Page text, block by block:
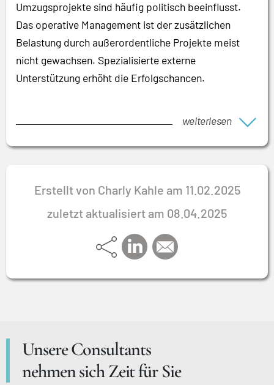
Umzugsprojekte sind häufig politisch beeinflusst.
Das operative Management ist der zusätzlichen
Belastung durch außerordentliche Projekte meist
nicht gewachsen. Spezialisierte externe
Unterstützung erhöht die Erfolgschancen.
weiterlesen
Erstellt von Charly Kahle am 11.02.2025
zuletzt aktualisiert am 08.04.2025
Unsere Consultants
nehmen sich Zeit für Sie